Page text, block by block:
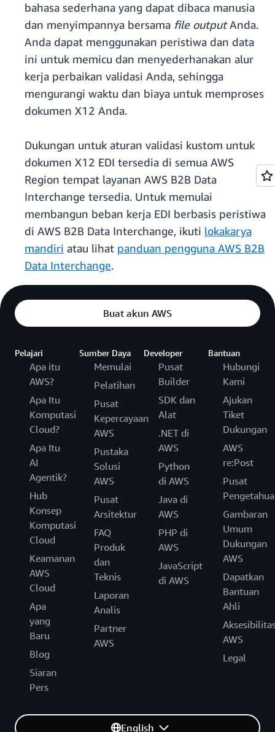
bahasa sederhana yang dapat dibaca manusia
dan menyimpannya bersama file outputAnda.
Anda dapat menggunakan peristiwa dan data
ini untuk memicu dan menyederhanakan alur
kerja perbaikan validasi Anda, sehingga
mengurangi waktu dan biaya untuk memproses
dokumen X12 Anda.
Dukungan untuk aturan validasi kustom untuk
dokumen X12 EDI tersedia di semua AWS
Region tempat layanan AWS B2B Data
Interchange tersedia. Untuk memulai
membangun beban kerja EDI berbasis peristiwa
di AWS B2B Data Interchange, ikuti lokakarya
mandiri atau lihat panduan pengguna AWS B2B
Data Interchange.
Buat akun AWS
Pelajari
Apa itu
AWS?
Apa Itu
Komputasi
Cloud?
Apa Itu
AI
Agentik?
Hub
Konsep
Komputasi
Cloud
Keamanan
AWS
Cloud
Apa
yang
Baru
Blog
Siaran
Pers
Sumber Daya
Memulai
Pelatihan
Pusat
Kepercayaan
AWS
Pustaka
Solusi
AWS
Pusat
Arsitektur
FAQ
Produk
dan
Teknis
Laporan
Analis
Partner
AWS
Developer
Pusat
Builder
SDK dan
Alat
.NET di
AWS
Python
di AWS
Java di
AWS
PHP di
AWS
JavaScript
di AWS
Bantuan
Hubungi
Kami
Ajukan
Tiket
Dukungan
AWS
re:Post
Pusat
Gambaran
Umum
Dukungan
AWS
Dapatkan
Bantuan
Ahli
AWS
Legal
English